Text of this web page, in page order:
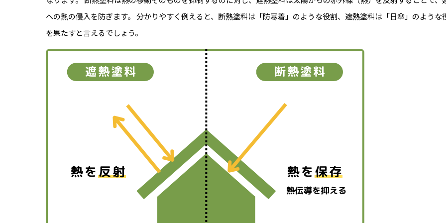
への熱の侵入を防ぎます。 分かりやすく例えると、断熱塗料は「防寒着」のような役割、遮熱塗料は「日傘」のような
を果たすと言えるでしょう。